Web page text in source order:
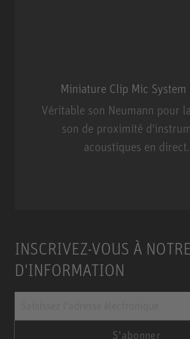
Miniature Clip Mic System
Véritable son Neumann pour
son de proximité
acoustiques en direct.
INSCRIVEZ-VOUS À
D'INFORMATION
S'abonner